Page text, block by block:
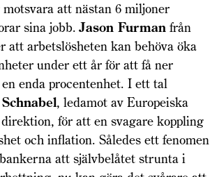
att nästan 6 miljoner
sina jobb.Jason Furman från
att arbetslösheten kan behöva öka
under ett år för att få ner
enda procentenhet. I ett tal
, ledamot av Europeiska
för att en svagare koppling
och inflation. Således ett fenomen
att självbelåtet strunta i